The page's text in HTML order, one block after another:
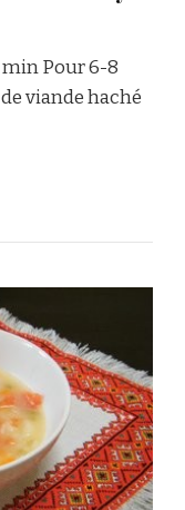
min Pour 6-8
viande haché